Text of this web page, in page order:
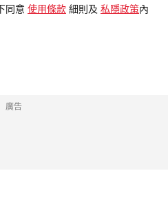
同意 使用條款 細則及 私隱政策 內
廣告